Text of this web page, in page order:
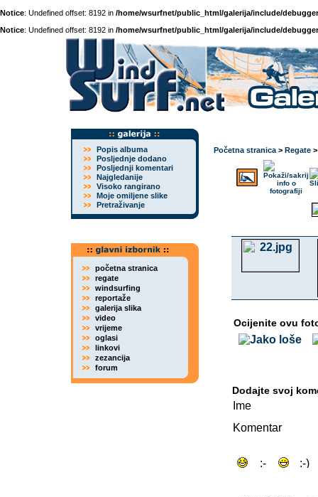
Notice: Undefined offset: 8192 in /home/wsurfnet/public_html/galerija/include/
Notice: Undefined offset: 8192 in /home/wsurfnet/public_html/galerija/include/
Popis albuma
Posljednje dodano
Posljednji komentari
Najgledanije
Visoko rangirano
Moje omiljene slike
Pretraživanje
početna stranica
regate
windsurfing
reportaže
galerija slika
video
vrijeme
oglasi
linkovi
zezancija
forum
Početna stranica > Regate
Ocijenite ovu
Dodajte svoj
Ime
Komentar